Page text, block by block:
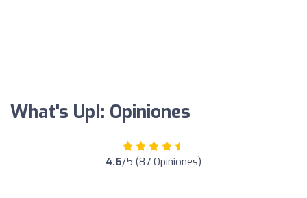
What's Up!: Opiniones
4.6/5 (87 Opiniones)